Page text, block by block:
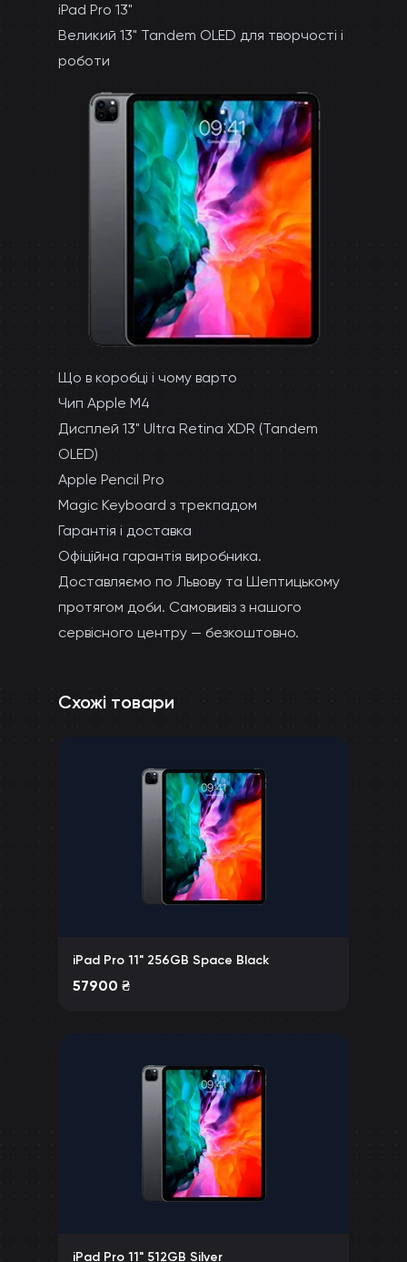
iPad Pro 13"
Великий 13" Tandem OLED для творчості і
роботи
Що в коробці і чому варто
Чип Apple M4
Дисплей 13" Ultra Retina XDR (Tandem
OLED)
Apple Pencil Pro
Magic Keyboard з трекпадом
Гарантія і доставка
Офіційна гарантія виробника.
Доставляємо по Львову та Шептицькому
протягом доби. Самовивіз з нашого
сервісного центру — безкоштовно.
Схожі товари
iPad Pro 11" 256GB Space Black
57900 ₴
iPad Pro 11" 512GB Silver